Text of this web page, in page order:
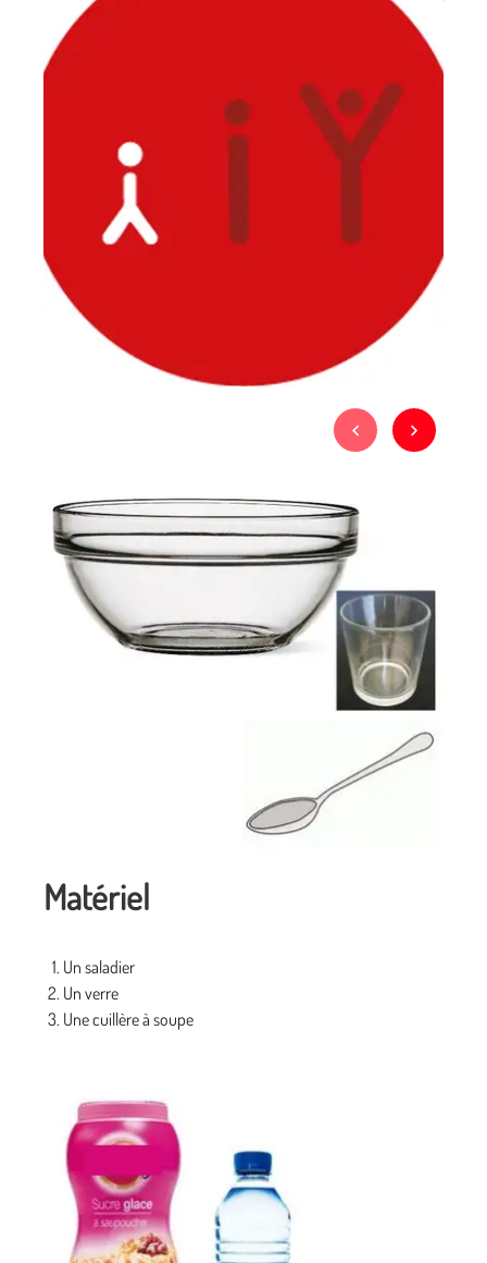
Matériel
Un saladier
Un verre
Une cuillère à soupe